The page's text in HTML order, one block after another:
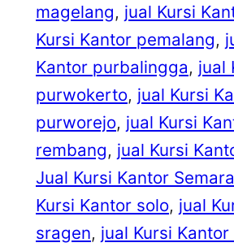
magelang, jual Kursi
Kursi Kantor pemalang,
Kantor purbalingga, jual
purwokerto, jual Kursi
purworejo, jual Kursi
rembang, jual Kursi
Jual Kursi Kantor
Kursi Kantor solo, jual
sragen, jual Kursi